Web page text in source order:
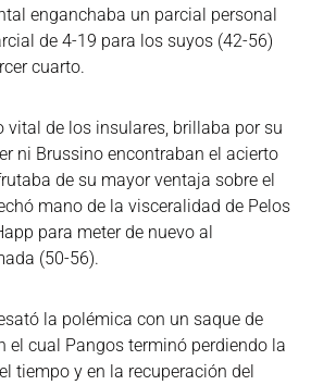
enganchaba un parcial personal
de 4-19 para los suyos (42-56)
cuarto.
vital de los insulares, brillaba por su
ni Brussino encontraban el acierto
de su mayor ventaja sobre el
mano de la visceralidad de Pelos
para meter de nuevo al
(50-56).
la polémica con un saque de
el cual Pangos terminó perdiendo la
tiempo y en la recuperación del